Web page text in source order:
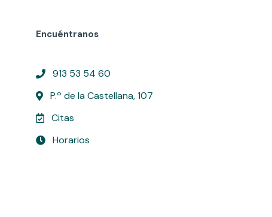
Encuéntranos
913 53 54 60
P.º de la Castellana, 107
Citas
Horarios